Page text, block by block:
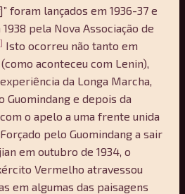
]” foram lançados em 1936-37 e
pela Nova Associação de
Isto ocorreu não tanto em
aconteceu com Lenin),
da Longa Marcha,
Guomindang e depois da
o apelo a uma frente unida
pelo Guomindang a sair
em outubro de 1934, o
Vermelho atravessou
em algumas das paisagens